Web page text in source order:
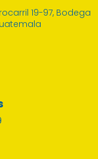
19-97, Bodega